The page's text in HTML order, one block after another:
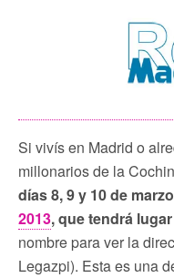
Si vivís en Madrid o
millonarios de la
días 8, 9 y 10 de
2013, que tendrá
nombre para ver la
Legazpi). Esta es una